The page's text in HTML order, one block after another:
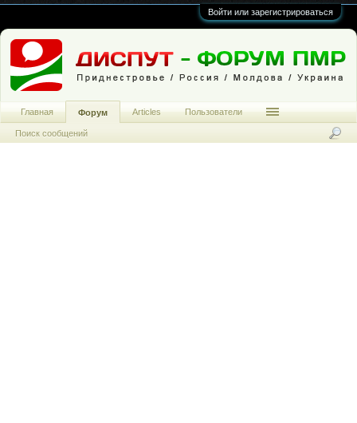
Войти или зарегистрироваться
Главная Форум
Поиск сообщений
Articles Пользователи